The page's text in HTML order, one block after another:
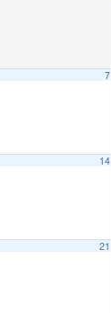
7
14
21